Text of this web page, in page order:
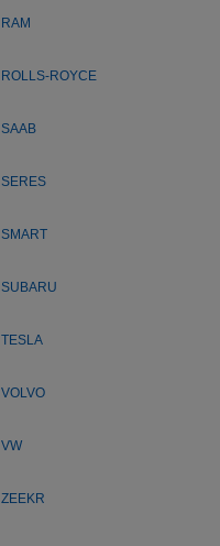
RAM
ROLLS-ROYCE
SAAB
SERES
SMART
SUBARU
TESLA
VOLVO
VW
ZEEKR